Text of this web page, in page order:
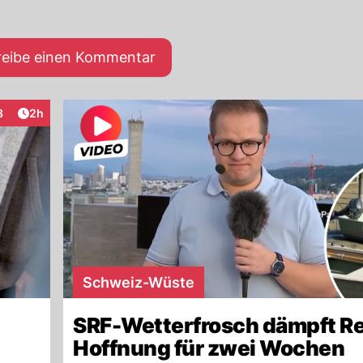
einen Kommentar
Artikel veröffentlicht:
2h
Schweiz-Wüste
SRF-Wetterfrosch dämpft
Hoffnung für zwei Wochen